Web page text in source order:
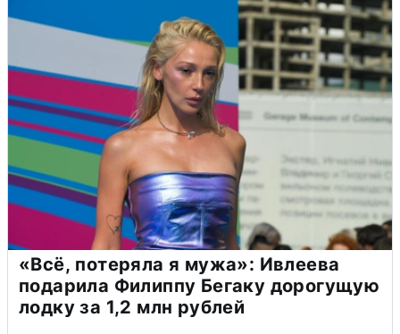
«Всё, потеряла я мужа»: Ивлеева
подарила Филиппу Бегаку дорогущую
лодку за 1,2 млн рублей